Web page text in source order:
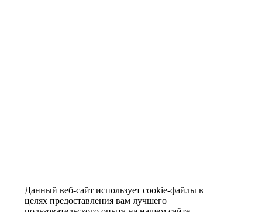
Данный веб-сайт использует cookie-файлы в
целях предоставления вам лучшего